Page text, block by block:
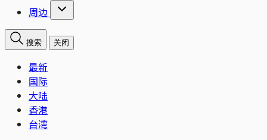
周边
搜索 关闭
最新
国际
大陆
香港
台湾